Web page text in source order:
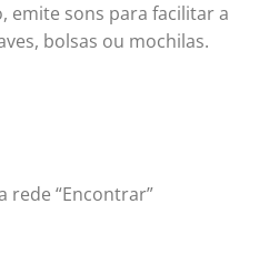
emite sons para facilitar a
bolsas ou mochilas.
rede “Encontrar”